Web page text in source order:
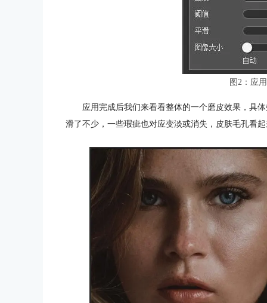
图2：应
应用完成后我们来看看整体的一个磨皮效果，具
滑了不少，一些瑕疵也对应变淡或消失，皮肤毛孔看